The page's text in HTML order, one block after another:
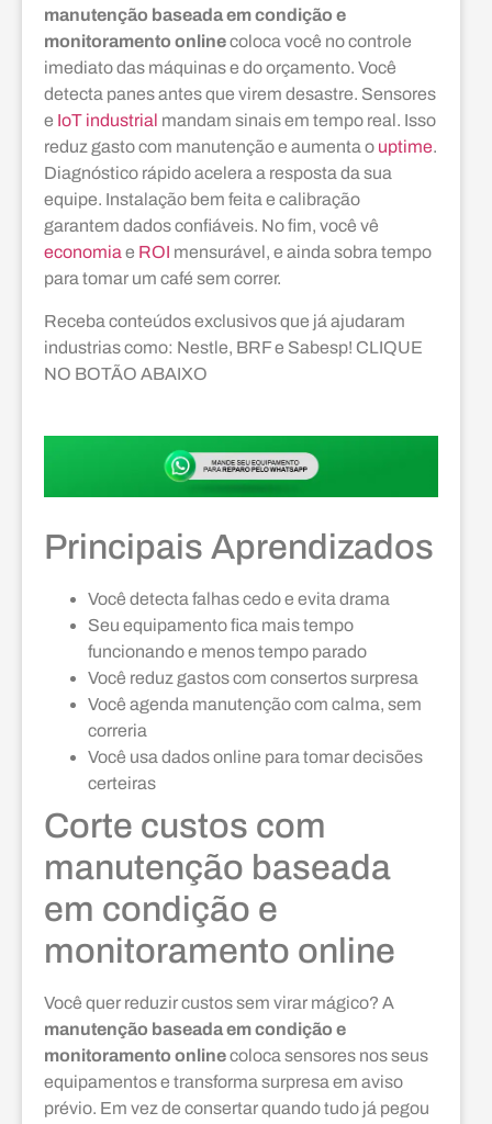
manutenção baseada em condição e
monitoramento onlinecoloca você no controle
imediato das máquinas e do orçamento. Você
detecta panes antes que virem desastre. Sensores
e IoT industrial mandam sinais em tempo real. Isso
reduz gasto com manutenção e aumenta o uptime.
Diagnóstico rápido acelera a resposta da sua
equipe. Instalação bem feita e calibração
garantem dados confiáveis. No fim, você vê
economia e ROI mensurável, e ainda sobra tempo
para tomar um café sem correr.
Receba conteúdos exclusivos que já ajudaram
industrias como: Nestle, BRF e Sabesp! CLIQUE
NO BOTÃO ABAIXO
Principais Aprendizados
Você detecta falhas cedo e evita drama
Seu equipamento fica mais tempo
funcionando e menos tempo parado
Você reduz gastos com consertos surpresa
Você agenda manutenção com calma, sem
correria
Você usa dados online para tomar decisões
certeiras
Corte custos com
manutenção baseada
em condição e
monitoramento online
Você quer reduzir custos sem virar mágico? A
manutenção baseada em condição e
monitoramento onlinecoloca sensores nos seus
equipamentos e transforma surpresa em aviso
prévio. Em vez de consertar quando tudo já pegou